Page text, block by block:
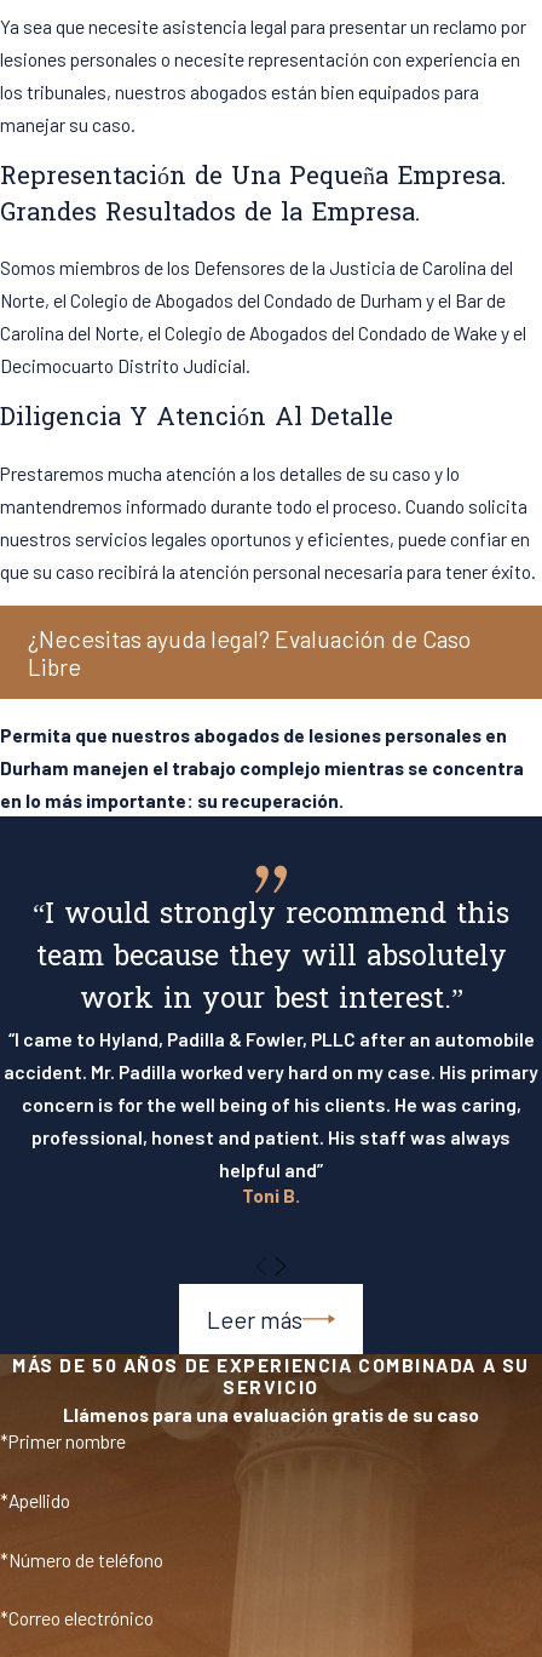
Ya sea que necesite asistencia legal para presentar un reclamo por
lesiones personales o necesite representación con experiencia en
los tribunales, nuestros abogados están bien equipados para
manejar su caso.
Representación de Una Pequeña Empresa.
Grandes Resultados de la Empresa.
Somos miembros de los Defensores de la Justicia de Carolina del
Norte, el Colegio de Abogados del Condado de Durham y el Bar de
Carolina del Norte, el Colegio de Abogados del Condado de Wake y el
Decimocuarto Distrito Judicial.
Diligencia Y Atención Al Detalle
Prestaremos mucha atención a los detalles de su caso y lo
mantendremos informado durante todo el proceso. Cuando solicita
nuestros servicios legales oportunos y eficientes, puede confiar en
que su caso recibirá la atención personal necesaria para tener éxito.
¿Necesitas ayuda legal? Evaluación de Caso
Libre
Permita que nuestros abogados de lesiones personales en
Durham manejen el trabajo complejo mientras se concentra
en lo más importante: su recuperación.
“I would strongly recommend this
team because they will absolutely
work in your best interest.”
“I came to Hyland, Padilla & Fowler, PLLC after an automobile
accident. Mr. Padilla worked very hard on my case. His primary
concern is for the well being of his clients. He was caring,
professional, honest and patient. His staff was always
helpful and”
Toni B.
Leer más
MÁS DE 50 AÑOS DE EXPERIENCIA COMBINADA A SU
SERVICIO
Llámenos para una evaluación gratis de su caso
*Primer nombre
*Apellido
*Número de teléfono
*Correo electrónico